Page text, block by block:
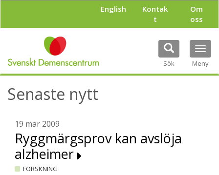
l
English
Kontak
t
Om
oss
Sök Meny
Senaste nytt
19 mar 2009
Ryggmärgsprov kan avslöja
alzheimer
FORSKNING